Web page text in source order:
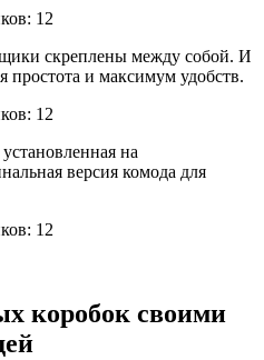
скреплены между собой. И
и максимум удобств.
на
версия комода для
коробок своими